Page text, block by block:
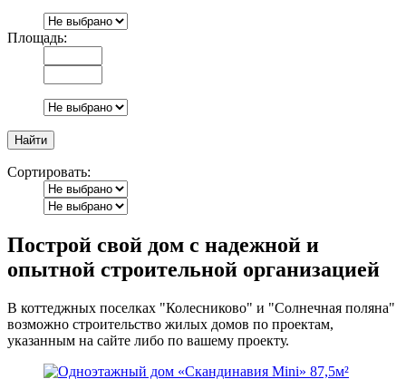
Площадь:
Сортировать:
Построй свой дом с надежной и
опытной строительной организацией
В коттеджных поселках "Колесниково" и "Солнечная поляна"
возможно строительство жилых домов по проектам,
указанным на сайте либо по вашему проекту.